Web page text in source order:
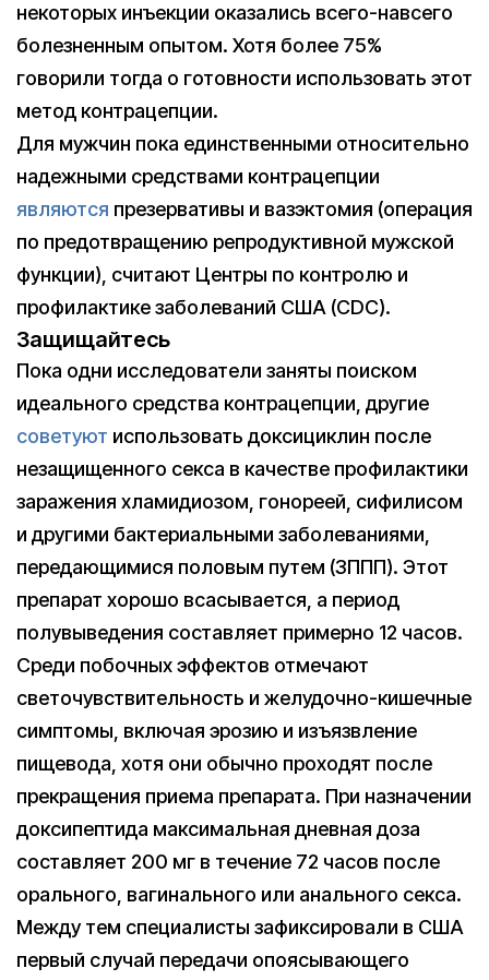
некоторых инъекции оказались всего-навсего
болезненным опытом. Хотя более 75%
говорили тогда о готовности использовать этот
метод контрацепции.
Для мужчин пока единственными относительно
надежными средствами контрацепции
являются презервативы и вазэктомия (операция
по предотвращению репродуктивной мужской
функции), считают Центры по контролю и
профилактике заболеваний США (CDC).
Защищайтесь
Пока одни исследователи заняты поиском
идеального средства контрацепции, другие
советуют использовать доксициклин после
незащищенного секса в качестве профилактики
заражения хламидиозом, гонореей, сифилисом
и другими бактериальными заболеваниями,
передающимися половым путем (ЗППП). Этот
препарат хорошо всасывается, а период
полувыведения составляет примерно 12 часов.
Среди побочных эффектов отмечают
светочувствительность и желудочно-кишечные
симптомы, включая эрозию и изъязвление
пищевода, хотя они обычно проходят после
прекращения приема препарата. При назначении
доксипептида максимальная дневная доза
составляет 200 мг в течение 72 часов после
орального, вагинального или анального секса.
Между тем специалисты зафиксировали в США
первый случай передачи опоясывающего